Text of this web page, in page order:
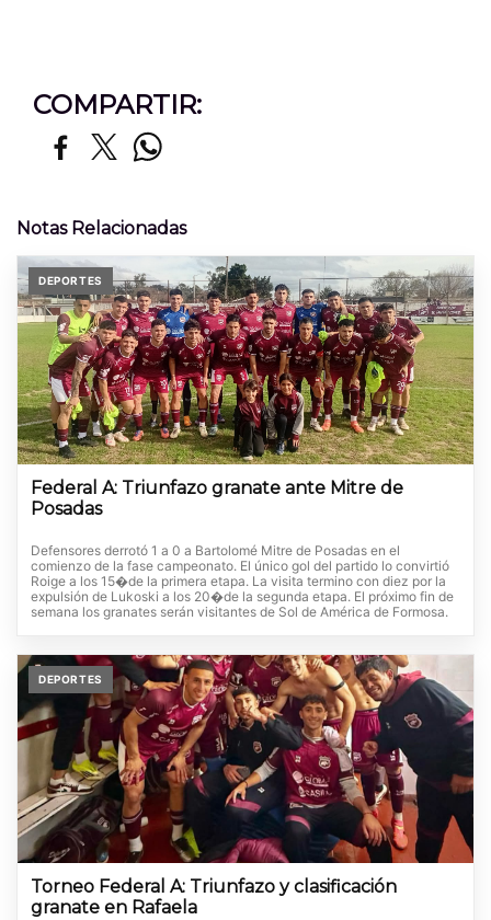
COMPARTIR:
Notas Relacionadas
DEPORTES
Federal A: Triunfazo granate ante Mitre de
Posadas
Defensores derrotó 1 a 0 a Bartolomé Mitre de Posadas en el
comienzo de la fase campeonato. El único gol del partido lo convirtió
Roige a los 15�de la primera etapa. La visita termino con diez por la
expulsión de Lukoski a los 20�de la segunda etapa. El próximo fin de
semana los granates serán visitantes de Sol de América de Formosa.
DEPORTES
Torneo Federal A: Triunfazo y clasificación
granate en Rafaela